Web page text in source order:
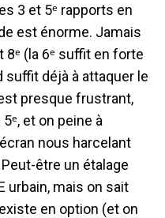
3 et 5ᵉ rapports en
est énorme. Jamais
8ᵉ (la 6ᵉ suffit en forte
suffit déjà à attaquer le
presque frustrant,
et on peine à
nous harcelant
être un étalage
urbain, mais on sait
en option (et on